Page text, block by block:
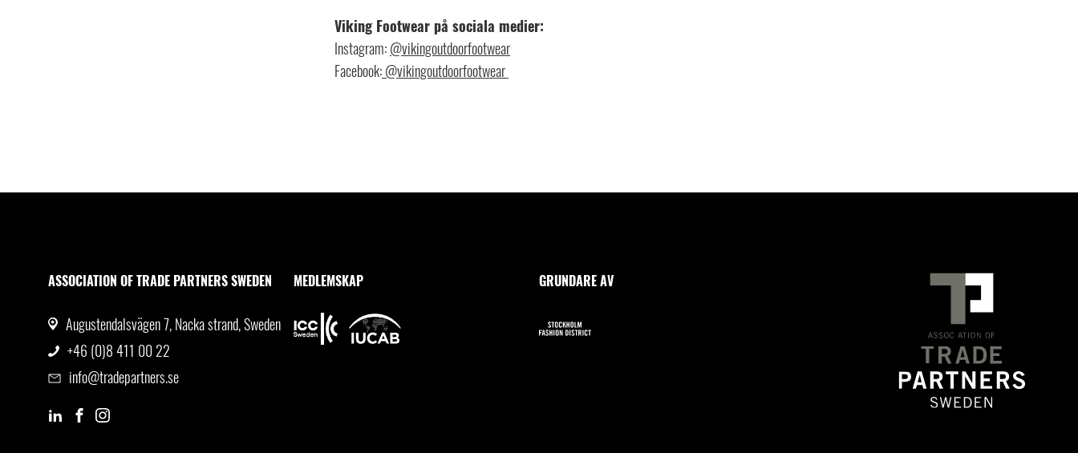
Viking Footwear på sociala medier:
Instagram:@vikingoutdoorfootwear
Facebook:@vikingoutdoorfootwear
ASSOCIATION OF TRADE PARTNERS SWEDEN
Augustendalsvägen 7, Nacka strand, Sweden
+46 (0)8 411 00 22
info@tradepartners.se
MEDLEMSKAP GRUNDARE AV